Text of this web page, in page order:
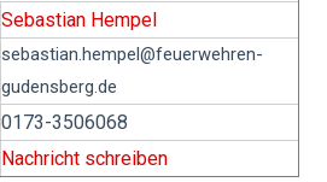
Sebastian Hempel
sebastian.hempel @feuerwehren-
gudensberg.de
0173-3506068
Nachricht schreiben